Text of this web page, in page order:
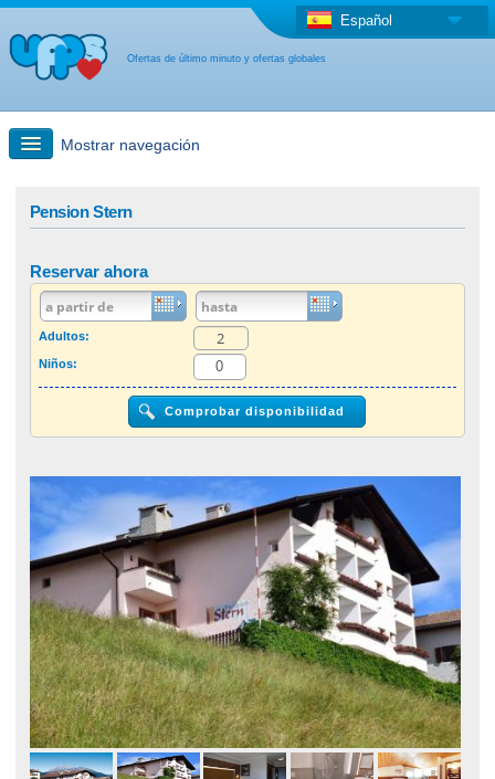
Ofertas de último minuto y ofertas globales
Español
Mostrar navegación
Oferta de última hora + Oferta global
otro país
Pension Stern
Reservar ahora
Adultos:
Niños: